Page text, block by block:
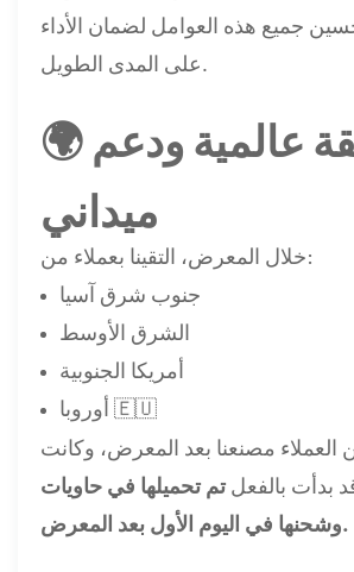
جميع هذه العوامل لضمان الأداء
على المدى الطويل.
🌍 ثقة عالمية ودعم
ميداني
خلال المعرض، التقينا بعملاء من:
جنوب شرق آسيا
الشرق الأوسط
أمريكا الجنوبية
أوروبا 🇪🇺
العملاء مصنعنا بعد المعرض، وكانت
بدأت بالفعل تم تحميلها في حاويات
وشحنها في اليوم الأول بعد المعرض.